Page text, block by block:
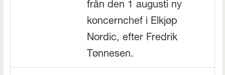
från den 1 augusti ny
koncernchef i Elkjøp
Nordic, efter Fredrik
Tønnesen.